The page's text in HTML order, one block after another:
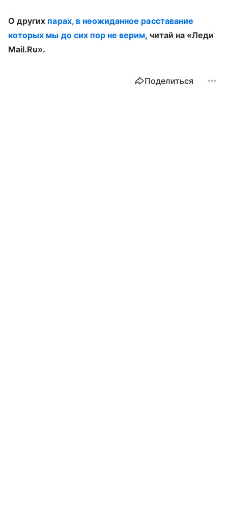
О других парах, в неожиданное расставание
которых мы до сих пор не верим, читай на «Леди
Mail.Ru».
Поделиться